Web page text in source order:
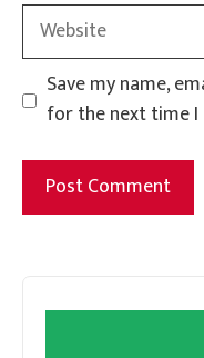
Website
Save my name,
for the next time